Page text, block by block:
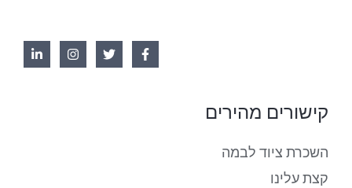
קישורים מהירים
השכרת ציוד לבמה
קצת עלינו